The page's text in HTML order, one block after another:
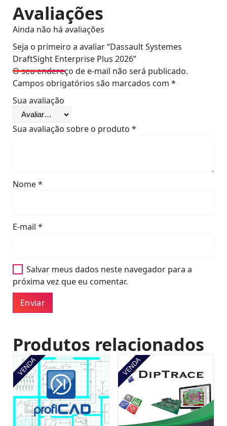
Avaliações
Ainda não há avaliações
Seja o primeiro a avaliar “Dassault Systemes
DraftSight Enterprise Plus 2026”
O seu endereço de e-mail não será publicado.
Campos obrigatórios são marcados com *
Sua avaliação
Sua avaliação sobre o produto *
Nome*
E-mail *
Salvar meus dados neste navegador para a
próxima vez que eu comentar.
Produtos relacionados
VENDA VENDA